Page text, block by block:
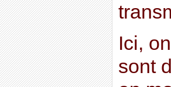
Ici,
sont